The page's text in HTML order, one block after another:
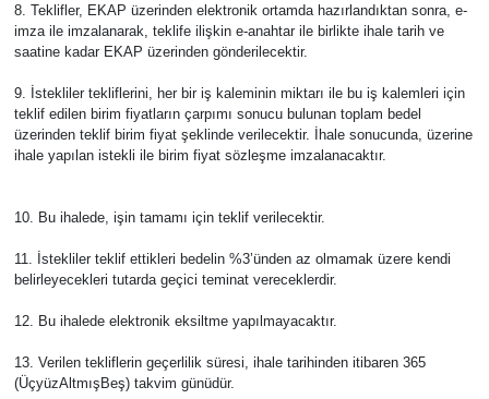
8. Teklifler, EKAP üzerinden elektronik ortamda hazırlandıktan sonra, e-
imza ile imzalanarak, teklife ilişkin e-anahtar ile birlikte ihale tarih ve
saatine kadar EKAP üzerinden gönderilecektir.
9. İstekliler tekliflerini, her bir iş kaleminin miktarı ile bu iş kalemleri için
teklif edilen birim fiyatların çarpımı sonucu bulunan toplam bedel
üzerinden teklif birim fiyat şeklinde verilecektir. İhale sonucunda, üzerine
ihale yapılan istekli ile birim fiyat sözleşme imzalanacaktır.
10. Bu ihalede, işin tamamı için teklif verilecektir.
11. İstekliler teklif ettikleri bedelin %3’ünden az olmamak üzere kendi
belirleyecekleri tutarda geçici teminat vereceklerdir.
12. Bu ihalede elektronik eksiltme yapılmayacaktır.
13. Verilen tekliflerin geçerlilik süresi, ihale tarihinden itibaren 365
(ÜçyüzAltmışBeş) takvim günüdür.